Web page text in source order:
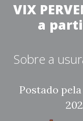
VIX
a
Sobre a
Postado